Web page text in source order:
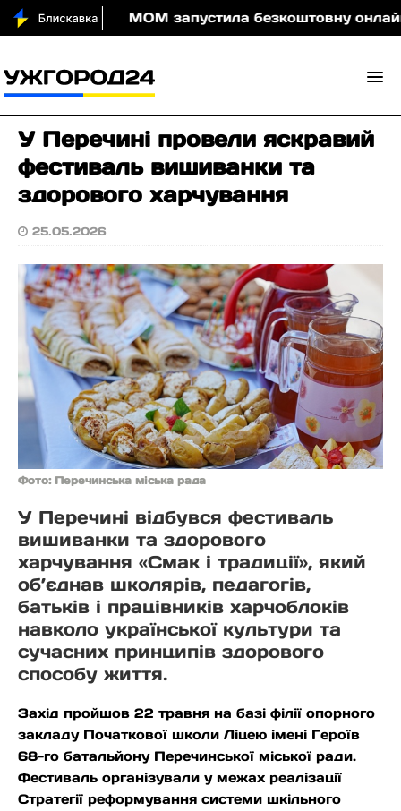
вночі МОМ запустила безкоштовну онлайн-гру,
У Перечині провели яскравий
фестиваль вишиванки та
здорового харчування
25.05.2026
Фото: Перечинська міська рада
У Перечині відбувся фестиваль
вишиванки та здорового
харчування «Смак і традиції», який
об’єднав школярів, педагогів,
батьків і працівників харчоблоків
навколо української культури та
сучасних принципів здорового
способу життя.
Захід пройшов 22 травня на базі філії опорного
закладу Початкової школи Ліцею імені Героїв
68-го батальйону Перечинської міської ради.
Фестиваль організували у межах реалізації
Стратегії реформування системи шкільного